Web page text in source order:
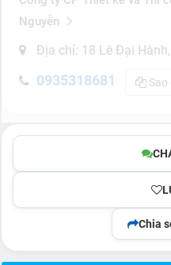
Nguyễn
Địa chỉ: 18 Lê Đại
0935318681 Sao
Chia